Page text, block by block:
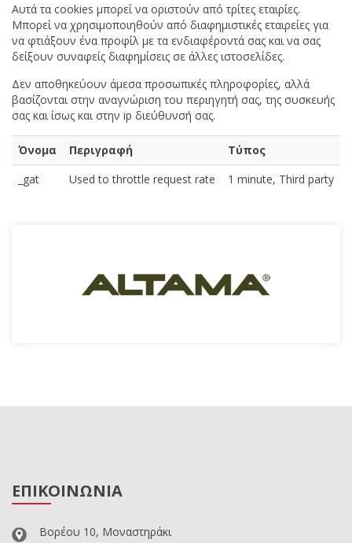
Αυτά τα cookies μπορεί να οριστούν από τρίτες εταιρίες.
Μπορεί να χρησιμοποιηθούν από διαφημιστικές εταιρείες για
να φτιάξουν ένα προφίλ με τα ενδιαφέροντά σας και να σας
δείξουν συναφείς διαφημίσεις σε άλλες ιστοσελίδες.
Δεν αποθηκεύουν άμεσα προσωπικές πληροφορίες, αλλά
βασίζονται στην αναγνώριση του περιηγητή σας, της συσκευής
σας και ίσως και στην ip διεύθυνσή σας.
Όνομα Περιγραφή Τύπος
_gat
Used to throttle request rate 1 minute, Third party
ΕΠΙΚΟΙΝΩΝΙΑ
Βορέου 10, Μοναστηράκι